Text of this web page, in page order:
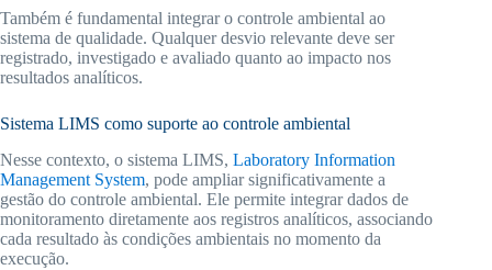
Também é fundamental integrar o controle ambiental ao
sistema de qualidade. Qualquer desvio relevante deve ser
registrado, investigado e avaliado quanto ao impacto nos
resultados analíticos.
Sistema LIMS como suporte ao controle ambiental
Nesse contexto, o sistema LIMS, Laboratory Information
Management System, pode ampliar significativamente a
gestão do controle ambiental. Ele permite integrar dados de
monitoramento diretamente aos registros analíticos, associando
cada resultado às condições ambientais no momento da
execução.